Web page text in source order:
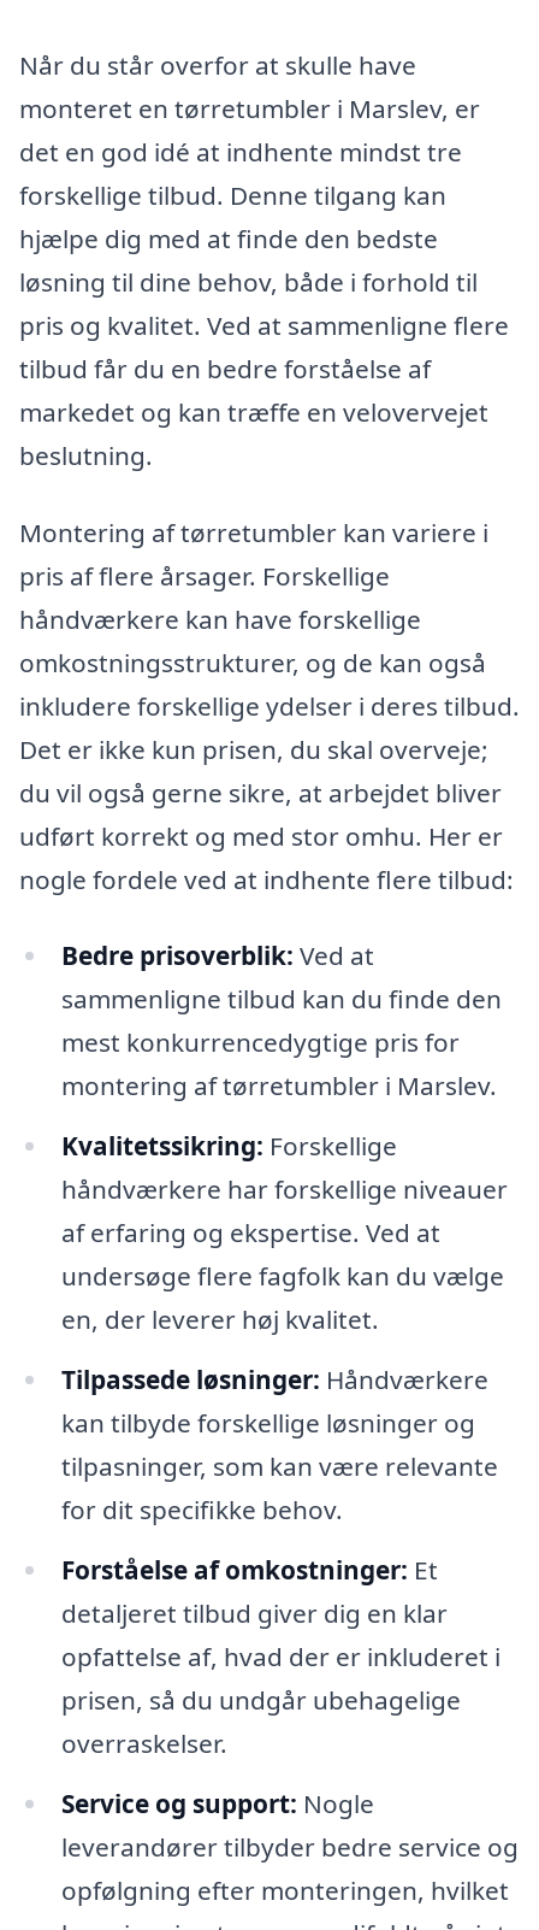
Når du står overfor at skulle have
monteret en tørretumbler i Marslev, er
det en god idé at indhente mindst tre
forskellige tilbud. Denne tilgang kan
hjælpe dig med at finde den bedste
løsning til dine behov, både i forhold til
pris og kvalitet. Ved at sammenligne flere
tilbud får du en bedre forståelse af
markedet og kan træffe en velovervejet
beslutning.
Montering af tørretumbler kan variere i
pris af flere årsager. Forskellige
håndværkere kan have forskellige
omkostningsstrukturer, og de kan også
inkludere forskellige ydelser i deres tilbud.
Det er ikke kun prisen, du skal overveje;
du vil også gerne sikre, at arbejdet bliver
udført korrekt og med stor omhu. Her er
nogle fordele ved at indhente flere tilbud:
Bedre prisoverblik: Ved at
sammenligne tilbud kan du finde den
mest konkurrencedygtige pris for
montering af tørretumbler i Marslev.
Kvalitetssikring: Forskellige
håndværkere har forskellige niveauer
af erfaring og ekspertise. Ved at
undersøge flere fagfolk kan du vælge
en, der leverer høj kvalitet.
Tilpassede løsninger: Håndværkere
kan tilbyde forskellige løsninger og
tilpasninger, som kan være relevante
for dit specifikke behov.
Forståelse af omkostninger: Et
detaljeret tilbud giver dig en klar
opfattelse af, hvad der er inkluderet i
prisen, så du undgår ubehagelige
overraskelser.
Service og support: Nogle
leverandører tilbyder bedre service og
opfølgning efter monteringen, hvilket